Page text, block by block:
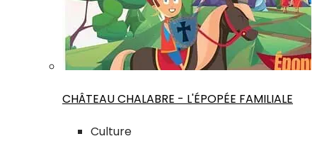
CHÂTEAU CHALABRE - L'ÉPOPÉE FAMILIALE
Culture